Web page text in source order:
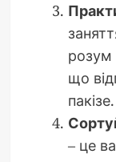
розум
що
пакізе.
– це